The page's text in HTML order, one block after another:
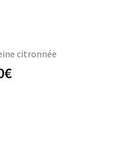
citronnée
€